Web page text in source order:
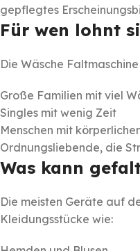
gepflegtes
Für wen lohnt
Die Wäsche
Große Familien mit viel
Singles mit wenig Zeit
Menschen mit
Ordnungsliebende, die
Was kann
Die meisten Geräte auf
Kleidungsstücke wie: